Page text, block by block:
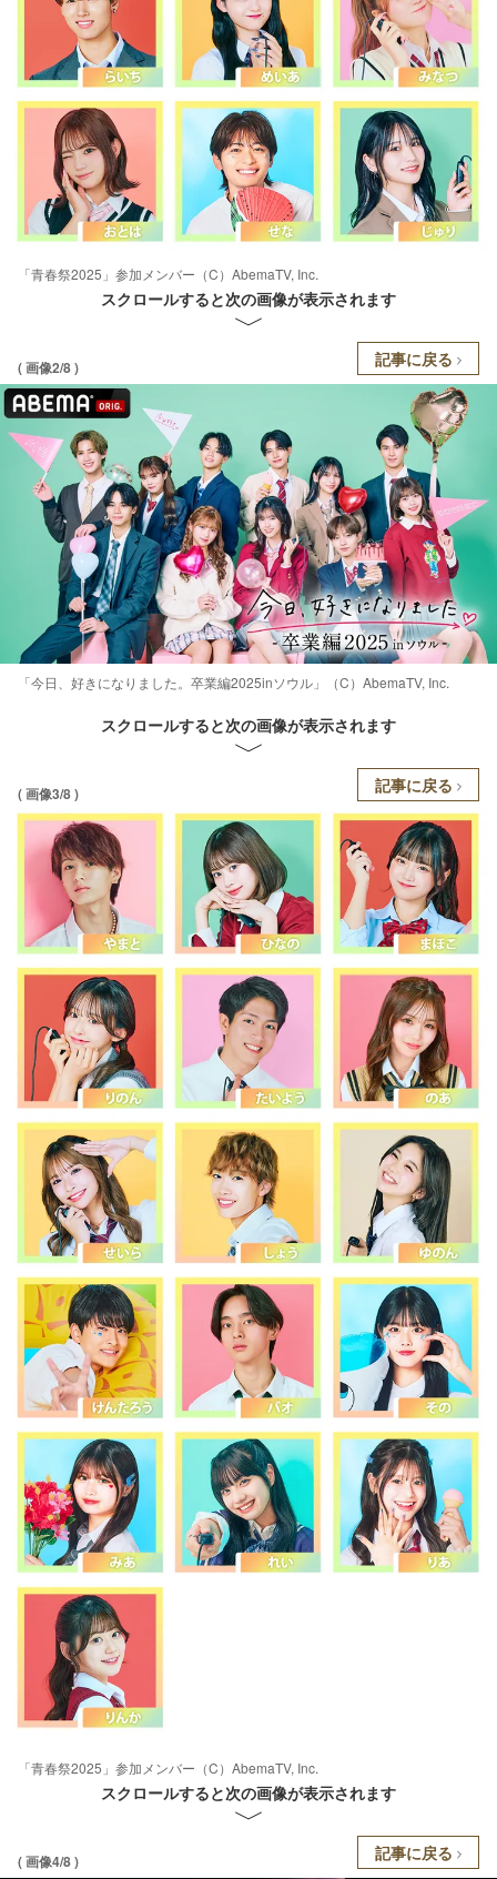
「青春祭2025」参加メンバー（C）AbemaTV, Inc.
スクロールすると次の画像が表示されます
( 画像2/8 ) 記事に戻る
「今日、好きになりました。卒業編2025inソウル」（C）AbemaTV, Inc.
スクロールすると次の画像が表示されます
( 画像3/8 ) 記事に戻る
「青春祭2025」参加メンバー（C）AbemaTV, Inc.
スクロールすると次の画像が表示されます
( 画像4/8 ) 記事に戻る